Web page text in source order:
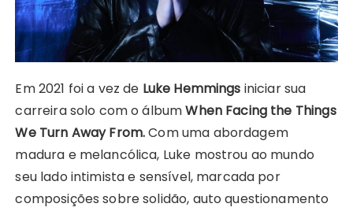
Em 2021 foi a vez de Luke Hemmings iniciar sua
carreira solo com o álbumWhen Facing the Things
We Turn Away From.Com uma abordagem
madura e melancólica, Luke mostrou ao mundo
seu lado intimista e sensível, marcada por
composições sobre solidão, auto questionamento